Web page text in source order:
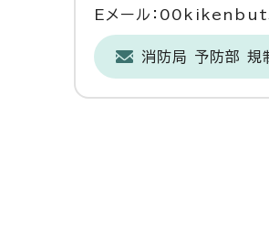
Eメール：
消防局 予防部 規